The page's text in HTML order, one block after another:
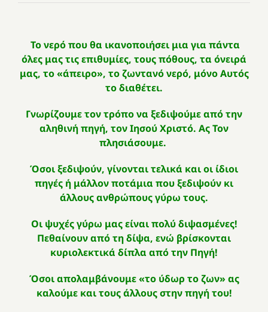
Το νερό που θα ικανοποιήσει μια για πάντα
όλες μας τις επιθυμίες, τους πόθους, τα όνειρά
μας, το «άπειρο», το ζωντανό νερό, μόνο Αυτός
το διαθέτει.
Γνωρίζουμε τον τρόπο να ξεδιψούμε από την
αληθινή πηγή, τον Ιησού Χριστό. Ας Τον
πλησιάσουμε.
Όσοι ξεδιψούν, γίνονται τελικά και οι ίδιοι
πηγές ή μάλλον ποτάμια που ξεδιψούν κι
άλλους ανθρώπους γύρω τους.
Οι ψυχές γύρω μας είναι πολύ διψασμένες!
Πεθαίνουν από τη δίψα, ενώ βρίσκονται
κυριολεκτικά δίπλα από την Πηγή!
Όσοι απολαμβάνουμε «το ύδωρ το ζων» ας
καλούμε και τους άλλους στην πηγή του!